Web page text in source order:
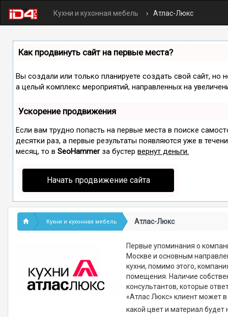
Кухни и кухонная мебель Атлас-Люкс
Как продвинуть сайт на первые места?
Вы создали или только планируете создать свой сайт, но
а целый комплекс мероприятий, направленных на
Ускорение продвижения
Если вам трудно попасть на первые места в поиске
десятки раз, а первые результаты появляются уже в
месяц, то в SeoHammerза бустер вернут деньги.
Начать продвижение сайта
Кухни и кухонная мебель Атлас-Люкс
Первые упоминания о
Москве и основным
кухни, помимо этого,
помещения. Наличие
консультантов, которые
«Атлас Люкс» клиент может
какой цвет и материал